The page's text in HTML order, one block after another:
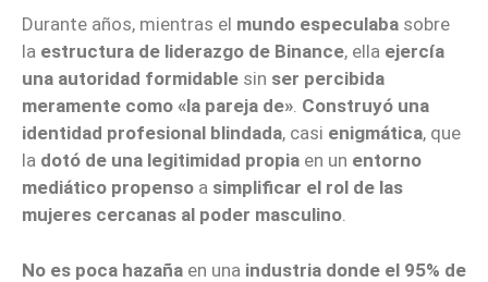
Durante años, mientras el mundo especulaba sobre
la estructura de liderazgo de Binance, ella ejercía
una autoridad formidable sin ser percibida
meramente como «la pareja de». Construyó una
identidad profesional blindada, casi enigmática, que
la dotó de una legitimidad propia en un entorno
mediático propenso a simplificar el rol de las
mujeres cercanas al poder masculino.
No es poca hazaña en una industria donde el 95% de